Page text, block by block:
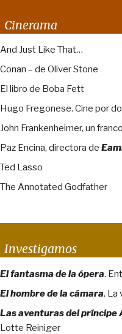
Cinerama
And Just Like That…
Conan – de Oliver Stone
El libro de Boba Fett
Hugo Fregonese. Cine por
John Frankenheimer, un
Paz Encina, directora de
Ted Lasso
The Annotated Godfather
Investigamos
El fantasma de la ópera.
El hombre de la cámara. La
Las aventuras del príncipe
Lotte Reiniger